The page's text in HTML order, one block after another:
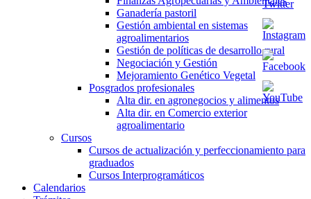
Ganadería pastoril
Gestión ambiental en sistemas
agroalimentarios
Gestión de políticas de desarrollo rural
Negociación y Gestión
Mejoramiento Genético Vegetal
Posgrados profesionales
Alta dir. en agronegocios y alimentos
Alta dir. en Comercio exterior
agroalimentario
Cursos
Cursos de actualización y perfeccionamiento para
graduados
Cursos Interprogramáticos
Calendarios